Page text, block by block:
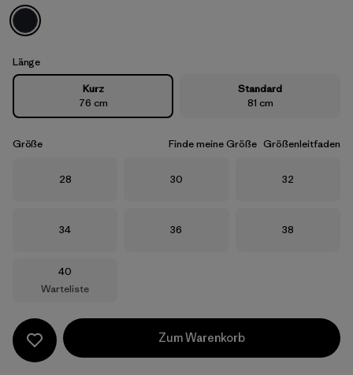
Ink Black
Länge
Kurz
76 cm
Standard
81 cm
Größe Finde meine Größe Größenleitfaden
Größe
28 Größe
30 Größe
32
Größe
34 Größe
36 Größe
38
Größe
40
Warteliste
Zum Warenkorb